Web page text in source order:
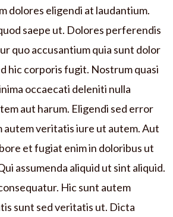
dolores eligendi at laudantium.
saepe ut. Dolores perferendis
quo accusantium quia sunt dolor
hic corporis fugit. Nostrum quasi
occaecati deleniti nulla
aut harum. Eligendi sed error
veritatis iure ut autem. Aut
et fugiat enim in doloribus ut
assumenda aliquid ut sint aliquid.
Hic sunt autem
sunt sed veritatis ut. Dicta